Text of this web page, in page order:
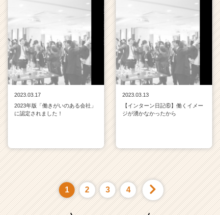
2023.03.17
2023年版「働きがいのある会社」
に認定されました！
2023.03.13
【インターン日記⑥】働くイメー
ジが湧かなかったから
1 2 3 4